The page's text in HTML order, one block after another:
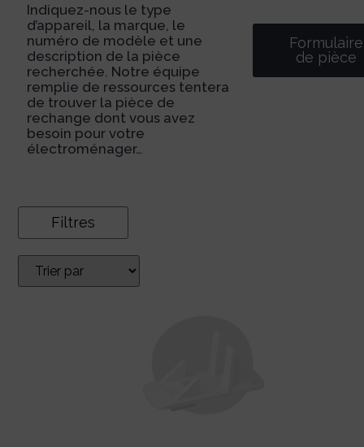
Indiquez-nous le type
d’appareil, la marque, le
numéro de modèle et une
description de la pièce
recherchée. Notre équipe
remplie de ressources tentera
de trouver la pièce de
rechange dont vous avez
besoin pour votre
électroménager…
Formulaire
de pièce
Filtres